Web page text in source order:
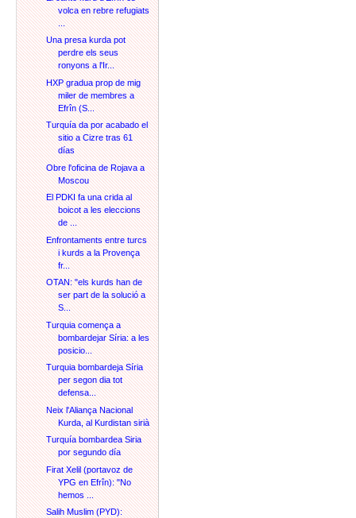
volca en rebre refugiats
...
Una presa kurda pot
perdre els seus
ronyons a l'Ir...
HXP gradua prop de mig
miler de membres a
Efrîn (S...
Turquía da por acabado el
sitio a Cizre tras 61
días
Obre l'oficina de Rojava a
Moscou
El PDKI fa una crida al
boicot a les eleccions
de ...
Enfrontaments entre turcs
i kurds a la Provença
fr...
OTAN: "els kurds han de
ser part de la solució a
S...
Turquia comença a
bombardejar Síria: a les
posicio...
Turquia bombardeja Síria
per segon dia tot
defensa...
Neix l'Aliança Nacional
Kurda, al Kurdistan sirià
Turquía bombardea Siria
por segundo día
Firat Xelil (portavoz de
YPG en Efrîn): "No
hemos ...
Salih Muslim (PYD):